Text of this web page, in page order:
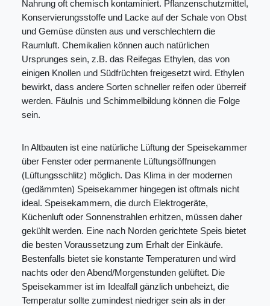
Nahrung oft chemisch kontaminiert. Pflanzenschutzmittel,
Konservierungsstoffe und Lacke auf der Schale von Obst
und Gemüse dünsten aus und verschlechtern die
Raumluft. Chemikalien können auch natürlichen
Ursprunges sein, z.B. das Reifegas Ethylen, das von
einigen Knollen und Südfrüchten freigesetzt wird. Ethylen
bewirkt, dass andere Sorten schneller reifen oder überreif
werden. Fäulnis und Schimmelbildung können die Folge
sein.
In Altbauten ist eine natürliche Lüftung der Speisekammer
über Fenster oder permanente Lüftungsöffnungen
(Lüftungsschlitz) möglich. Das Klima in der modernen
(gedämmten) Speisekammer hingegen ist oftmals nicht
ideal. Speisekammern, die durch Elektrogeräte,
Küchenluft oder Sonnenstrahlen erhitzen, müssen daher
gekühlt werden. Eine nach Norden gerichtete Speis bietet
die besten Voraussetzung zum Erhalt der Einkäufe.
Bestenfalls bietet sie konstante Temperaturen und wird
nachts oder den Abend/Morgenstunden gelüftet. Die
Speisekammer ist im Idealfall gänzlich unbeheizt, die
Temperatur sollte zumindest niedriger sein als in der